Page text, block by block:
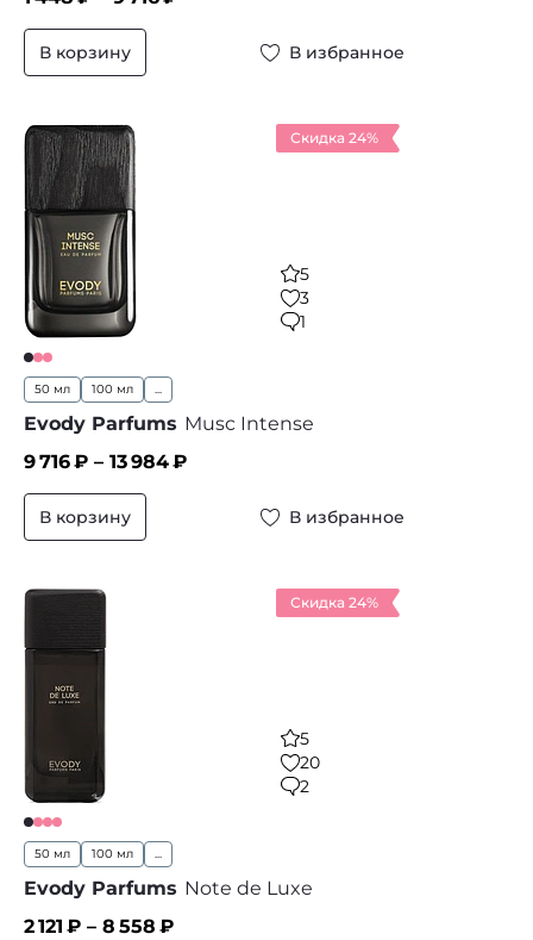
В корзину В избранное
Скидка 24%
5
3
1
50 мл 100 мл ...
Evody Parfums Musc Intense
9 716₽ – 13 984₽
В корзину В избранное
Скидка 24%
5
20
2
50 мл 100 мл ...
Evody Parfums Note de Luxe
2 121 ₽ – 8 558 ₽